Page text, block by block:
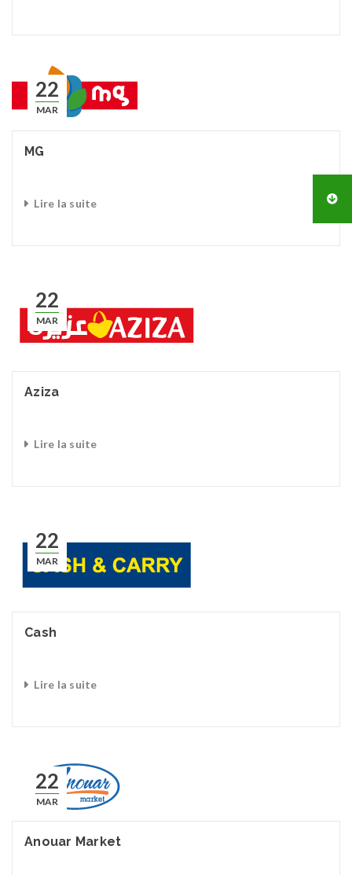
22
MAR
MG
Lire la suite
22
MAR
Aziza
Lire la suite
22
MAR
Cash
Lire la suite
22
MAR
Anouar Market